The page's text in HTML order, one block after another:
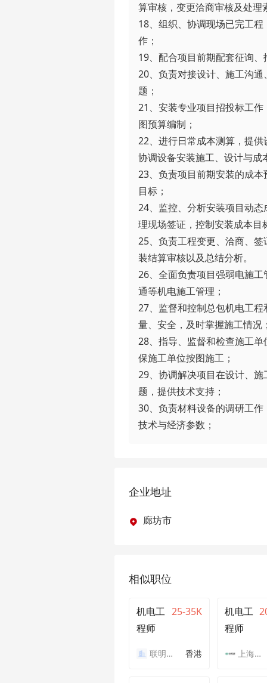
算审核，变更洽商审核及处理
18、组织、协调现场已完工
作；
19、配合项目前期配套征询
20、负责对接设计、施工沟
题；
21、安装专业项目招投标工
图预算编制；
22、进行日常成本测算，提
协调设备安装施工、设计与成
23、负责项目前期安装的成
目标；
24、监控、分析安装项目动
理现场签证，控制安装成本目
25、负责工程变更、洽商、
装结算审核以及总结分析。
26、全面负责项目强弱电施
通等机电施工管理；
27、监督和控制总包机电工
量、安全，及时掌握施工情况
28、指导、监督和检查施工
保施工单位按图施工；
29、协调解决项目在设计、
题，提供技术支持；
30、负责材料设备的调研工
技术与经济参数；
企业地址
廊坊市
相似职位
机电工
程师
25-35K
联明空调设备(深圳)有限公司 香港
机电工
程师
上海申亚投资控股(集团)有限公司